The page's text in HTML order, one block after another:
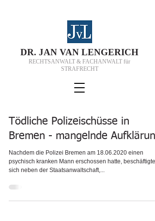
DR. JAN VAN LENGERICH
RECHTSANWALT & FACHANWALT für
STRAFRECHT
Tödliche Polizeischüsse in
Bremen - mangelnde
Nachdem die Polizei Bremen am 18.06.2020 einen
psychisch kranken Mann erschossen hatte, beschäftigte
sich neben der Staatsanwaltschaft,...